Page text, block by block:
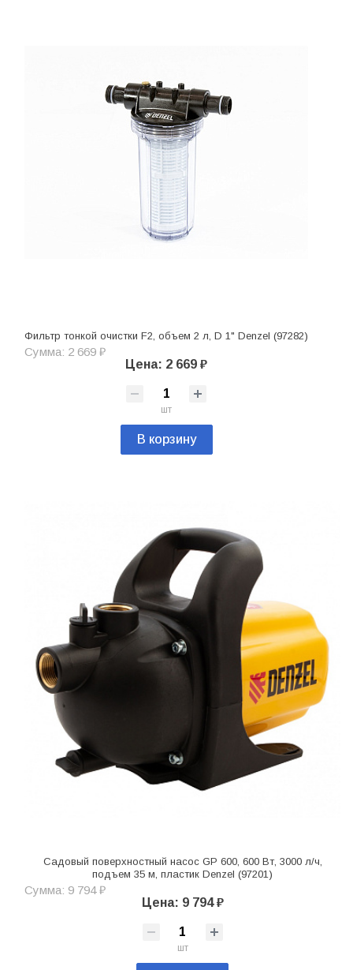
Фильтр тонкой очистки F2, объем 2 л, D 1" Denzel (97282)
Сумма: 2 669 ₽
Цена: 2 669 ₽
шт
В корзину
Садовый поверхностный насос GP 600, 600 Вт, 3000 л/ч,
подъем 35 м, пластик Denzel (97201)
Сумма: 9 794 ₽
Цена: 9 794 ₽
шт